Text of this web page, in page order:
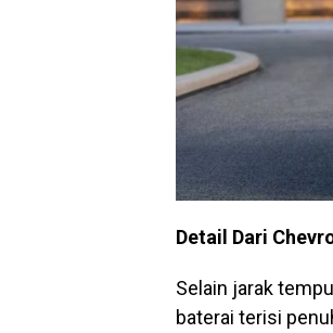
Detail Dari
Selain jarak
baterai terisi